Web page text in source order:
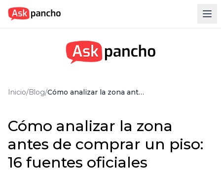
¿Cómo funciona?
Preguntas Frecuentes
Inicio/Blog/ Cómo analizar la zona antes de comprar un piso: 16 fuentes oficiales
Cómo analizar la zona
antes de comprar un piso:
16 fuentes oficiales